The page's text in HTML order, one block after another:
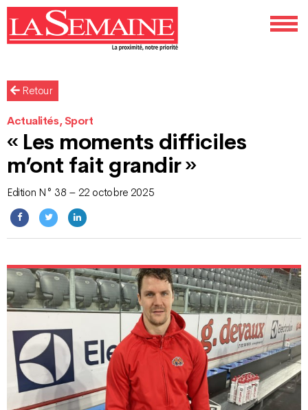
Retour
Actualités, Sport
« Les moments difficiles
m’ont fait grandir »
Edition N° 38 – 22 octobre 2025